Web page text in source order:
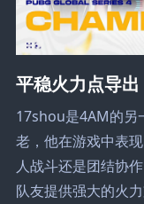
平稳火力点导
17shou是4AM的另
老，他在游戏中表
人战斗还是团结协
队友提供强大的火